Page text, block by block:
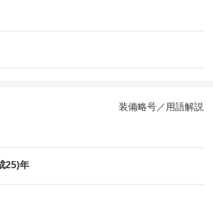
装備略号／用語解説
25)年